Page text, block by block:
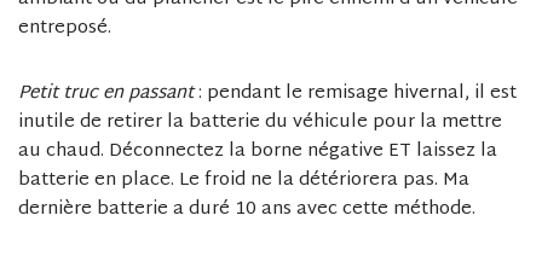
entreposé.
Petit truc en passant: pendant le remisage hivernal, il est
inutile de retirer la batterie du véhicule pour la mettre
au chaud. Déconnectez la borne négative ET laissez la
batterie en place. Le froid ne la détériorera pas. Ma
dernière batterie a duré 10 ans avec cette méthode.